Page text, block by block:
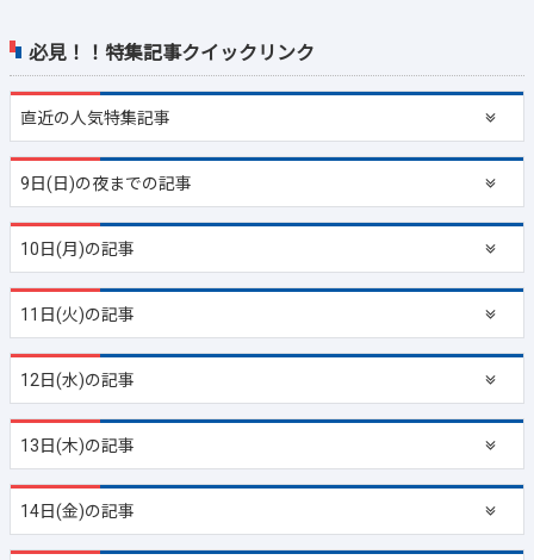
必見！！特集記事クイックリンク
直近の人気特集記事
9日(日)の夜までの記事
10日(月)の記事
11日(火)の記事
12日(水)の記事
13日(木)の記事
14日(金)の記事